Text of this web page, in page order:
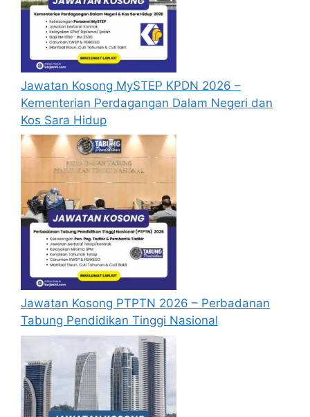
Jawatan Kosong MySTEP KPDN 2026 –
Kementerian Perdagangan Dalam Negeri dan
Kos Sara Hidup
Jawatan Kosong PTPTN 2026 – Perbadanan
Tabung Pendidikan Tinggi Nasional